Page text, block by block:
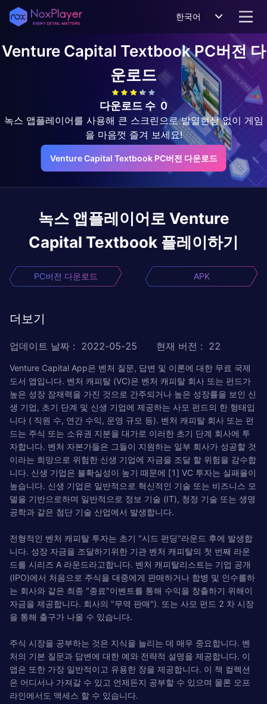
한국어
Venture Capital TextbookPC버전 다
운로드
다운로드 수 0
녹스 앱플레이어를 사용해 큰 스크린으로 발열현상 없이 게임
을 마음껏 즐겨 보세요!
Venture Capital Textbook PC버전 다운로드
녹스 앱플레이어로 Venture
Capital Textbook 플레이하기
PC버전 다운로드 APK
더보기
업데이트 날짜 : 2022-05-25 현재 버전 : 22
Venture Capital App은 벤처 질문, 답변 및 이론에 대한 무료 국제
도서 앱입니다. 벤처 캐피탈 (VC)은 벤처 캐피탈 회사 또는 펀드가
높은 성장 잠재력을 가진 것으로 간주되거나 높은 성장률을 보인 신
생 기업, 초기 단계 및 신생 기업에 제공하는 사모 펀드의 한 형태입
니다 ( 직원 수, 연간 수익, 운영 규모 등). 벤처 캐피탈 회사 또는 펀
드는 주식 또는 소유권 지분을 대가로 이러한 초기 단계 회사에 투
자합니다. 벤처 자본가들은 그들이 지원하는 일부 회사가 성공할 것
이라는 희망으로 위험한 신생 기업에 자금을 조달 할 위험을 감수합
니다. 신생 기업은 불확실성이 높기 때문에 [1] VC 투자는 실패율이
높습니다. 신생 기업은 일반적으로 혁신적인 기술 또는 비즈니스 모
델을 기반으로하며 일반적으로 정보 기술 (IT), 청정 기술 또는 생명
공학과 같은 첨단 기술 산업에서 발생합니다.
전형적인 벤처 캐피탈 투자는 초기 "시드 펀딩"라운드 후에 발생합
니다. 성장 자금을 조달하기위한 기관 벤처 캐피탈의 첫 번째 라운
드를 시리즈 A 라운드라고합니다. 벤처 캐피탈리스트는 기업 공개
(IPO)에서 처음으로 주식을 대중에게 판매하거나 합병 및 인수를하
는 회사와 같은 최종 "종료"이벤트를 통해 수익을 창출하기 위해이
자금을 제공합니다. 회사의 "무역 판매"). 또는 사모 펀드 2 차 시장
을 통해 출구가 나올 수 있습니다.
주식 시장을 공부하는 것은 지식을 늘리는 데 매우 중요합니다. 벤
처의 기본 질문과 답변에 대한 예와 전략적 설명을 제공합니다. 이
앱은 또한 가장 일반적이고 유용한 장을 제공합니다. 이 책 컬렉션
은 어디서나 가져갈 수 있고 언제든지 공부할 수 있으며 물론 오프
라인에서도 액세스 할 수 있습니다.